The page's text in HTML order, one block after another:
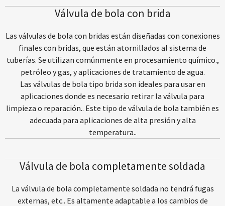
Válvula de bola con brida
Las válvulas de bola con bridas están diseñadas con conexiones
finales con bridas, que están atornillados al sistema de
tuberías. Se utilizan comúnmente en procesamiento químico.,
petróleo y gas, y aplicaciones de tratamiento de agua.
Las válvulas de bola tipo brida son ideales para usar en
aplicaciones donde es necesario retirar la válvula para
limpieza o reparación.. Este tipo de válvula de bola también es
adecuada para aplicaciones de alta presión y alta
temperatura..
Válvula de bola completamente soldada
La válvula de bola completamente soldada no tendrá fugas
externas, etc.. Es altamente adaptable a los cambios de